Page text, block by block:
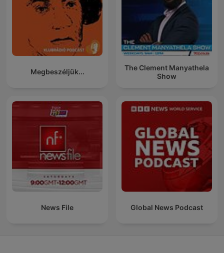
Megbeszéljük...
The Clement Manyathela
Show
News File Global News Podcast